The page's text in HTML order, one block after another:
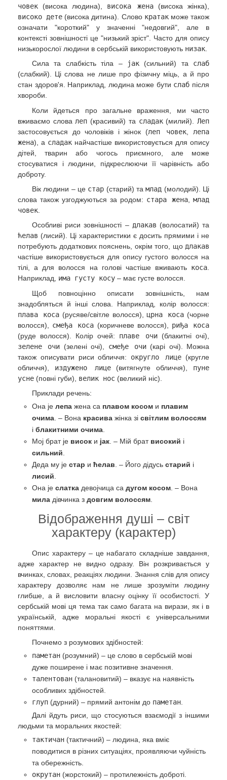
човек (висока людина), висока жена (висока жінка),
високо дете (висока дитина). Слово кратакможе також
означати "короткий" у значенні "недовгий", але в
контексті зовнішності це "низький зріст". Часто для опису
низькорослої людини в сербській використовують низак
Сила та слабкість тіла –
јак(сильний) та слаб
(слабкий). Ці слова не лише про фізичну міць, а й про
стан здоров'я. Наприклад, людина може бути слаб після
хвороби.
Коли йдеться про загальне враження, ми часто
вживаємо слова леп (красивий) та сладак(милий). Леп
застосовується до чоловіків і жінок (леп човек
лепа
жена), а сладак найчастіше використовується для опису
дітей, тварин або чогось приємного, але може
стосуватися і людини, підкреслюючи її чарівність або
доброту.
Вік людини – це стар (старий) тамлад (молодий). Ці
слова також узгоджуються за родом: стара жена
млад
човек
Особливі риси зовнішності – длакав (волосатий) та
ћелав (лисий). Ці характеристики є досить прямими і не
потребують додаткових пояснень, окрім того, що длакав
частіше використовується для опису густого волосся на
тілі, а для волосся на голові частіше вживають коса.
Наприклад, има густу косу – має густе волосся.
Щоб повноцінно описати зовнішність, нам
знадобляться й інші слова. Наприклад, колір волосся:
плава коса(русяве/світле волосся),црна коса (чорне
волосся), смеђа коса (коричневе волосся), риђа коса
(руде волосся). Колір очей: плаве очи (блакитні очі),
зелене очи (зелені очі), смеђе очи(карі очі). Можна
також описувати риси обличчя: округло лице (кругле
обличчя), издужено лице(витягнуте обличчя), пуне
усне (повні губи), велик нос (великий ніс).
Приклади речень:
Она је лепа жена са плавом косом и плавим
очима. – Вона красива жінка зі світлим волоссям
і блакитними очима.
Мој брат је висок и јак. – Мій брат високий і
сильний.
Деда му је стар и ћелав. – Його дідусь старий і
лисий.
Она је слатка девојчица са дугом косом. – Вона
мила дівчинка з довгим волоссям.
Відображення душі – світ
характеру (карактер)
Опис характеру – це набагато складніше завдання,
адже характер не видно одразу. Він розкривається у
вчинках, словах, реакціях людини. Знання слів для опису
характеру дозволяє нам не лише зрозуміти людину
глибше, а й висловити власну оцінку її особистості. У
сербській мові ця тема так само багата на вирази, як і в
українській, адже моральні якості є універсальними
поняттями.
Почнемо з розумових здібностей:
паметан (розумний) – це слово в сербській мові
дуже поширене і має позитивне значення.
талентован (талановитий) – вказує на наявність
особливих здібностей.
глуп (дурний) – прямий антонім до паметан
Далі йдуть риси, що стосуються взаємодії з іншими
людьми та моральних якостей:
тактичан (тактичний) – людина, яка вміє
поводитися в різних ситуаціях, проявляючи чуйність
та обережність.
окрутан (жорстокий) – протилежність доброті.